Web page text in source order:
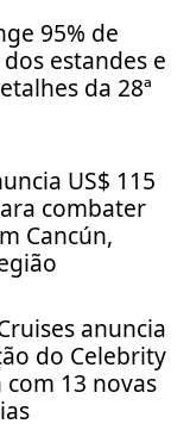
95% de
estandes e
da 28ª
US$ 115
combater
Cancún,
anuncia
do Celebrity
com 13 novas